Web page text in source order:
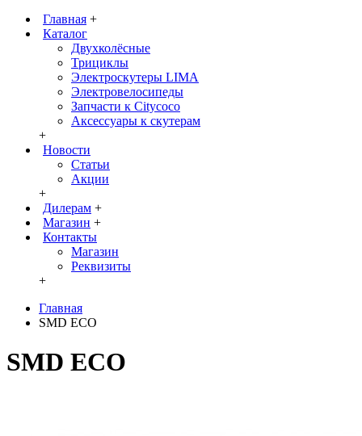
Главная +
Каталог
Двухколёсные
Трициклы
Электроскутеры LIMA
Электровелосипеды
Запчасти к Citycoco
Аксессуары к скутерам
+
Новости
Статьи
Акции
+
Дилерам +
Магазин +
Контакты
Магазин
Реквизиты
+
Главная
SMD ECO
SMD ECO